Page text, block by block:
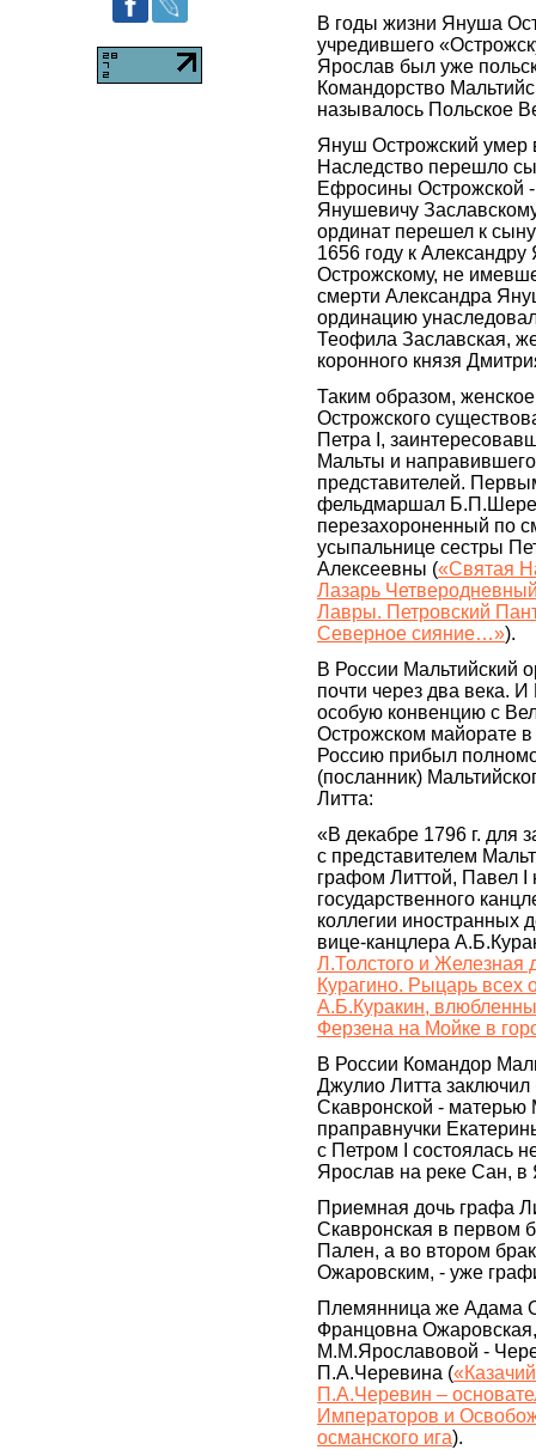
В годы жизни Януша
учредившего
Ярослав был уже
Командорство
называлось Польское
Януш Острожский умер
Наследство перешло
Ефросины Острожской
Янушевичу
ординат перешел к
1656 году к
Острожскому, не
смерти Александра
ординацию
Теофила Заславская,
коронного князя
Таким образом,
Острожского
Петра I,
Мальты и направившего
представителей.
фельдмаршал
перезахороненный по
усыпальнице сестры
Алексеевны («Святая
Лазарь
Лавры. Петровский
Северное сияние…»).
В России Мальтийский
почти через два века.
особую конвенцию с
Острожском майорате
Россию прибыл
(посланник)
Литта:
«В декабре 1796 г. для
с представителем
графом Литтой, Павел I
государственного
коллегии иностранных
вице-канцлера
Л.Толстого и Железная
Курагино. Рыцарь всех
А.Б.Куракин,
Ферзена на Мойке в
В России Командор
Джулио Литта заключил
Скавронской - матерью
праправнучки
с Петром I состоялась
Ярослав на реке Сан, в
Приемная дочь графа
Скавронская в первом
Пален, а во втором
Ожаровским, - уже
Племянница же Адама
Францовна
М.М.Ярославовой -
П.А.Черевина (
П.А.Черевин –
Императоров и
османского ига).